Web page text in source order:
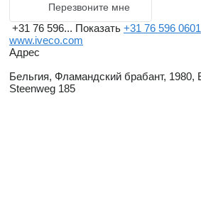
Перезвоните мне
+31 76 596... Показать +31 76 596 0601
www.iveco.com
Адрес
Бельгия, Фламандский брабант, 1980,
Steenweg 185